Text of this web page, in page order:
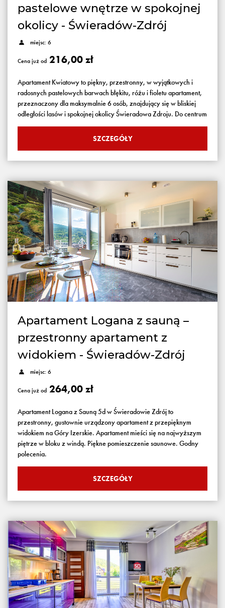
pastelowe wnętrze w spokojnej
okolicy - Świeradów-Zdrój
miejsc: 6
Cena już od 216,00 zł
Apartament Kwiatowy to piękny, przestronny, w wyjątkowych i
radosnych pastelowych barwach błękitu, różu i fioletu apartament,
przeznaczony dla maksymalnie 6 osób, znajdujący się w bliskiej
odległości lasów i spokojnej okolicy Świeradowa Zdroju. Do centrum
SZCZEGÓŁY
Apartament Logana z sauną –
przestronny apartament z
widokiem - Świeradów-Zdrój
miejsc: 6
Cena już od 264,00 zł
Apartament Logana z Sauną 5d w Świeradowie Zdrój to
przestronny, gustownie urządzony apartament z przepięknym
widokiem na Góry Izerskie. Apartament mieści się na najwyższym
piętrze w bloku z windą. Piękne pomieszczenie saunowe. Godny
polecenia.
SZCZEGÓŁY